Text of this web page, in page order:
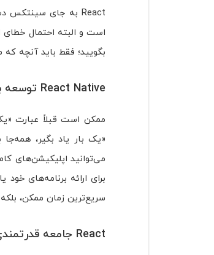
است و البته احتمال
بگویید؛ فقط باید آنچه که
React Native توسعه برنامه‌ها را آسان‌تر می‌کند
سریع‌ترین زمان ممکن،
React جامعه قدرتمندی دارد